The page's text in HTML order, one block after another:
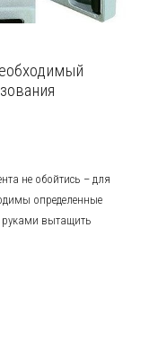
не обойтись – для
определенные
руками вытащить